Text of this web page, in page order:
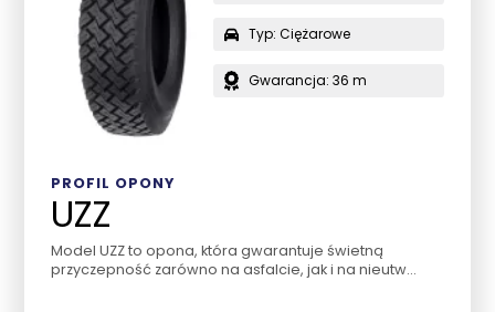
Typ: Ciężarowe
Gwarancja: 36 m
PROFIL OPONY
UZZ
Model UZZ to opona, która gwarantuje świetną
przyczepność zarówno na asfalcie, jak i na nieutw...